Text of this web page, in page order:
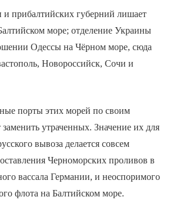
прибалтийских губерний лишает
море; отделение Украины
Одессы на Чёрном море, сюда
Новороссийск, Сочи и
порты этих морей по своим
заменить утраченных. Значение их для
вывоза делается совсем
Черноморских проливов в
вассала Германии, и неоспоримого
флота на Балтийском море.